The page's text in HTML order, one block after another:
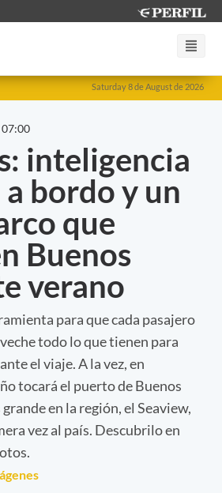
Saturday 8 de August de 2026
inteligencia
bordo y un
que
Buenos
verano
para que cada pasajero
todo lo que tienen para
el viaje. A la vez, en
tocará el puerto de Buenos
en la región, el Seaview,
vez al país. Descubrilo en